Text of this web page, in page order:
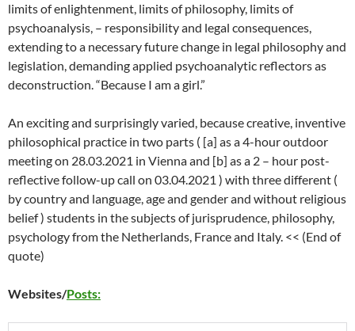
limits of enlightenment, limits of philosophy, limits of
psychoanalysis, – responsibility and legal consequences,
extending to a necessary future change in legal philosophy and
legislation, demanding applied psychoanalytic reflectors as
deconstruction. “Because I am a girl.”
An exciting and surprisingly varied, because creative, inventive
philosophical practice in two parts ( [a] as a 4-hour outdoor
meeting on 28.03.2021 in Vienna and [b] as a 2 – hour post-
reflective follow-up call on 03.04.2021 ) with three different (
by country and language, age and gender and without religious
belief ) students in the subjects of jurisprudence, philosophy,
psychology from the Netherlands, France and Italy. << (End of
quote)
Websites/Posts: